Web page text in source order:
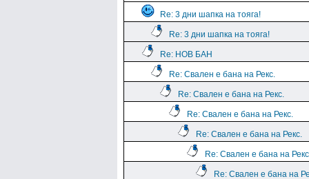
Re: 3 дни шапка на тояга!
Re: 3 дни шапка на тояга!
Re: НОВ БАН
Re: Свален е бана на Рекс.
Re: Свален е бана на Рекс.
Re: Свален е бана на Рекс.
Re: Свален е бана на Рекс.
Re: Свален е бана на
Re: Свален е бана на